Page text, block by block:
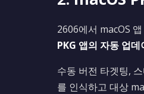
2606에서 macOS
PKG 앱의 자동 업데
수동 버전 타겟팅,
를 인식하고 대상